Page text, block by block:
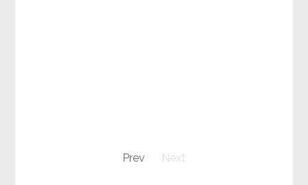
Prev Next